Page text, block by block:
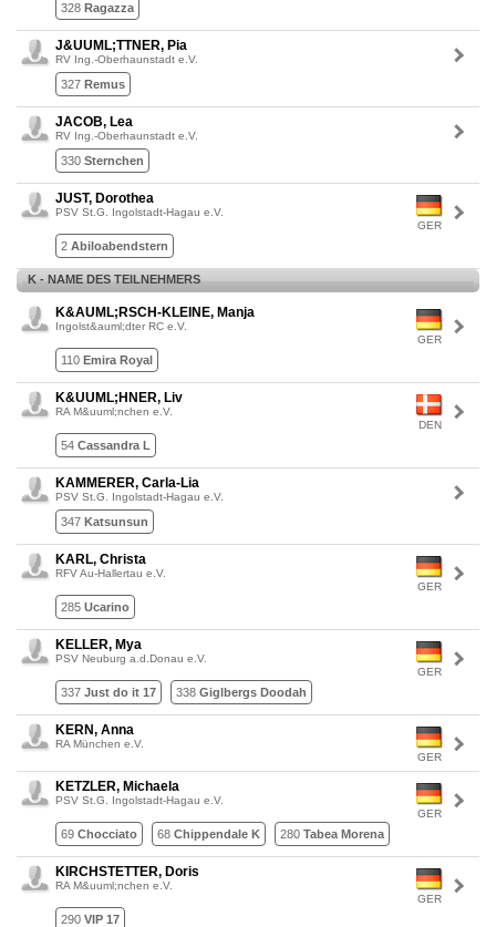
328 Ragazza
J&UUML;TTNER, Pia
RV Ing.-Oberhaunstadt e.V.
327 Remus
JACOB, Lea
RV Ing.-Oberhaunstadt e.V.
330 Sternchen
GER
JUST, Dorothea
PSV St.G. Ingolstadt-Hagau e.V.
2 Abiloabendstern
K - NAME DES TEILNEHMERS
GER
K&AUML;RSCH-KLEINE, Manja
Ingolst&auml;dter RC e.V.
110 Emira Royal
DEN
K&UUML;HNER, Liv
RA M&uuml;nchen e.V.
54 Cassandra L
KAMMERER, Carla-Lia
PSV St.G. Ingolstadt-Hagau e.V.
347 Katsunsun
GER
KARL, Christa
RFV Au-Hallertau e.V.
285 Ucarino
GER
KELLER, Mya
PSV Neuburg a.d.Donau e.V.
337 Just do it 17 338 Giglbergs Doodah
GER
KERN, Anna
RA München e.V.
GER
KETZLER, Michaela
PSV St.G. Ingolstadt-Hagau e.V.
69 Chocciato 68 Chippendale K 280 Tabea Morena
GER
KIRCHSTETTER, Doris
RA M&uuml;nchen e.V.
290 VIP 17